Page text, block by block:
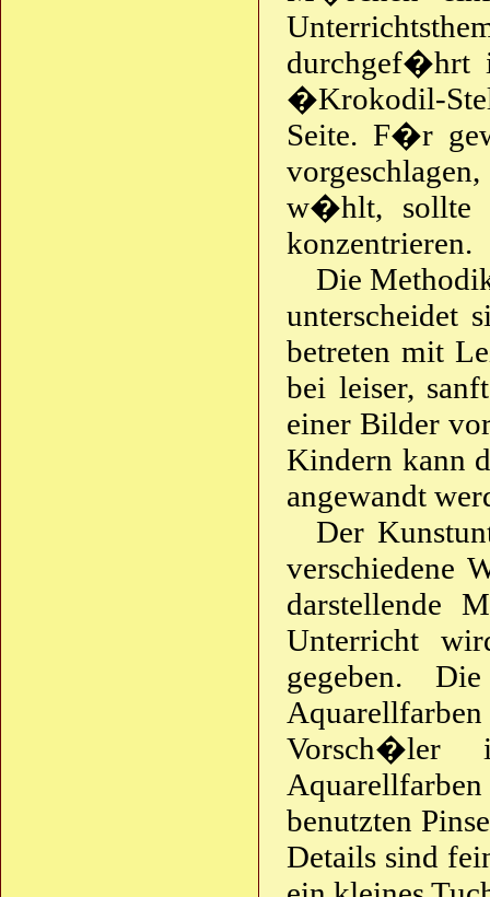
�Krokodil-
Seite. F�r
w�hlt, sollte
konzentrieren.
Die
unterscheidet
betreten mit
bei leiser,
einer Bilder
Kindern kann
angewandt
Der
verschiedene
darstellende
Unterricht
gegeben.
Vorsch�ler
benutzten
Details sind